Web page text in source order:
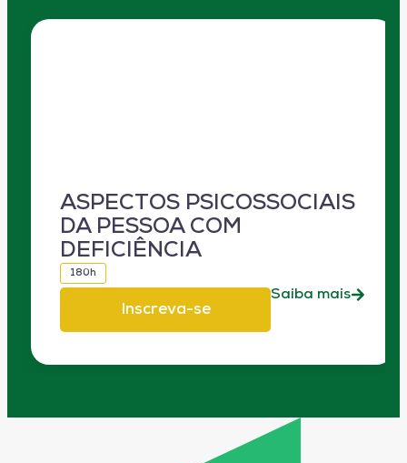
ASPECTOS PSICOSSOCIAIS
DA PESSOA COM
DEFICIÊNCIA
180h
Inscreva-se
Saiba mais